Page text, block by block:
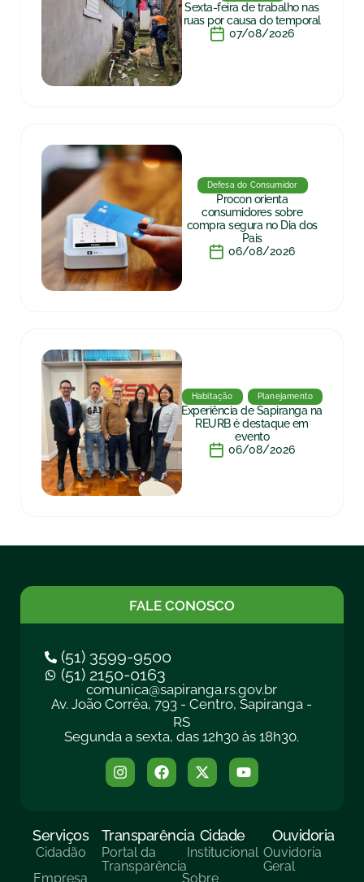
Sexta-feira de trabalho nas
ruas por causa do temporal
07/08/2026
Defesa do Consumidor
Procon orienta
consumidores sobre
compra segura no Dia dos
Pais
06/08/2026
Habitação Planejamento
Experiência de Sapiranga na
REURB é destaque em
evento
06/08/2026
FALE CONOSCO
(51) 3599-9500
(51) 2150-0163
comunica@sapiranga.rs.gov.br
Av. João Corrêa, 793 - Centro, Sapiranga -
RS
Segunda a sexta, das 12h30 às 18h30.
Serviços
Cidadão
Empresa
Transparência
Portal da
Transparência
Cidade
Institucional
Sobre
Ouvidoria
Ouvidoria
Geral